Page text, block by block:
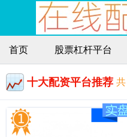
首页 股票杠杆平台
十大配资平台推荐 共